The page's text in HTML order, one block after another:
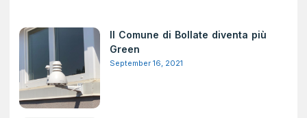
Il Comune di Bollate diventa più
Green
September 16, 2021